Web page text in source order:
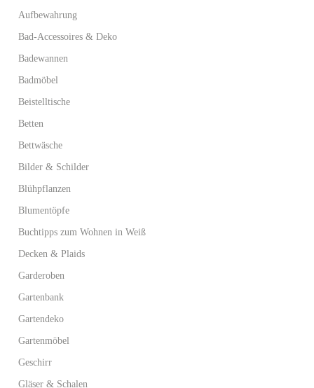
Aufbewahrung
Bad-Accessoires & Deko
Badewannen
Badmöbel
Beistelltische
Betten
Bettwäsche
Bilder & Schilder
Blühpflanzen
Blumentöpfe
Buchtipps zum Wohnen in Weiß
Decken & Plaids
Garderoben
Gartenbank
Gartendeko
Gartenmöbel
Geschirr
Gläser & Schalen